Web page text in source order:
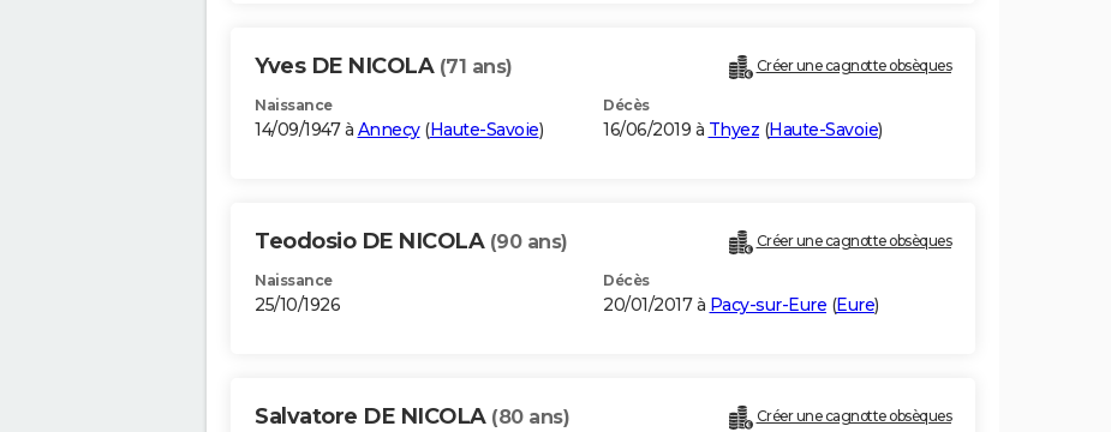
Yves DE NICOLA (71 ans) Créer une cagnotte obsèques
Naissance
14/09/1947 à Annecy(Haute-Savoie)
Décès
16/06/2019 à Thyez (Haute-Savoie)
Teodosio DE NICOLA (90 ans) Créer une cagnotte obsèques
Naissance
25/10/1926
Décès
20/01/2017 à Pacy-sur-Eure (Eure)
Salvatore DE NICOLA (80 ans) Créer une cagnotte obsèques